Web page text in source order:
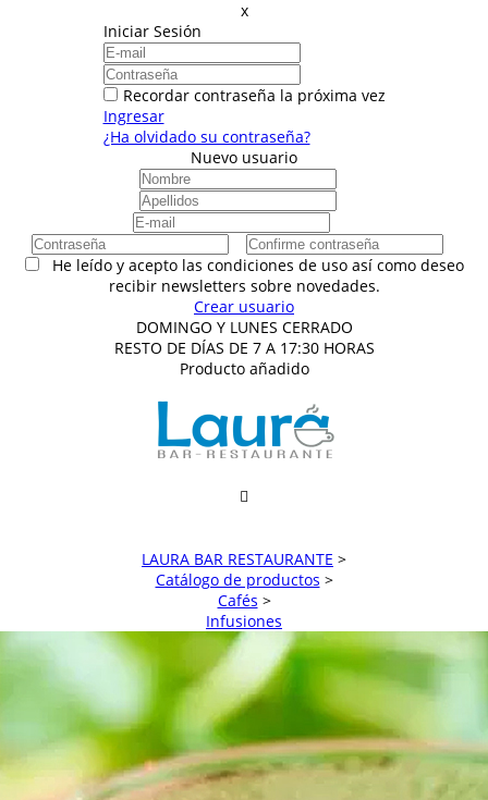
x
Iniciar Sesión
Recordar contraseña la próxima vez
Ingresar
¿Ha olvidado su contraseña?
Nuevo usuario
He leído y acepto las condiciones de uso así como deseo
recibir newsletters sobre novedades.
Crear usuario
DOMINGO Y LUNES CERRADO
RESTO DE DÍAS DE 7 A 17:30 HORAS
Producto añadido
LAURA BAR RESTAURANTE >
Catálogo de productos >
Cafés >
Infusiones